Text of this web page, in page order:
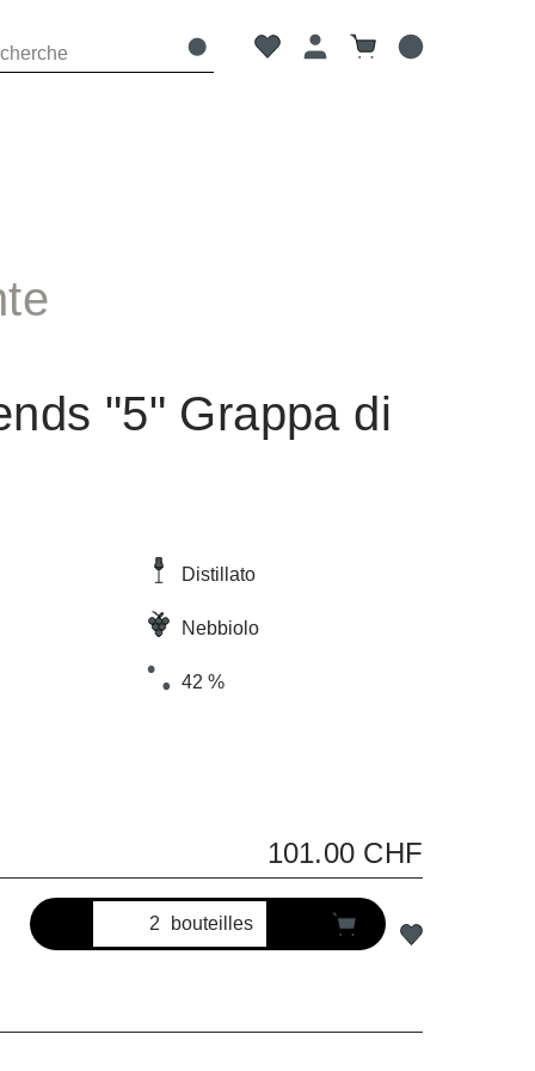
"5" Grappa di
Distillato
Nebbiolo
42 %
101.00 CHF
bouteilles